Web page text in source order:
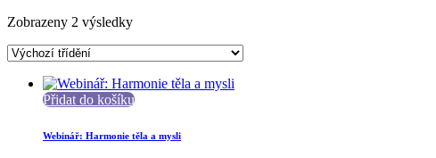
Zobrazeny 2 výsledky
Přidat do košíku
Webinář: Harmonie těla a mysli